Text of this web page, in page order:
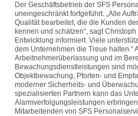
Der Geschäftsbetrieb der SFS
uneingeschränkt fortgeführt. „Alle
Qualität bearbeitet, die die Kunden
kennen und schätzen“, sagt
Entwicklung informiert. Viele
dem Unternehmen die Treue halten.“
Arbeitnehmerüberlassung und im
Bewachungsdienstleistungen sind
Objektbewachung, Pforten- und
moderner Sicherheits- und
spezialisierten Partnern kann das
Alarmverfolgungsleistungen
Mitarbeitenden von SFS